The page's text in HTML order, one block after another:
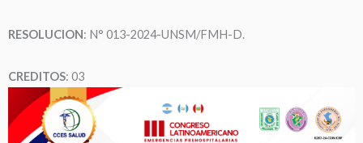
RESOLUCION: N° 013-2024-UNSM/FMH-D.
CREDITOS: 03